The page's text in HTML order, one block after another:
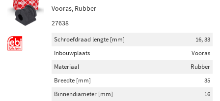
×
Merk
Febi Bilstein (30)
RTS (3)
Blue Print (5)
Moog (16)
Vooras, Rubber
27638
Schroefdraad lengte [mm]
16, 33
Inbouwplaats
Vooras
Materiaal
Rubber
Breedte [mm]
35
Binnendiameter [mm]
16